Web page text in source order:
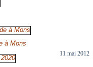
à Mons
11 mai 2012